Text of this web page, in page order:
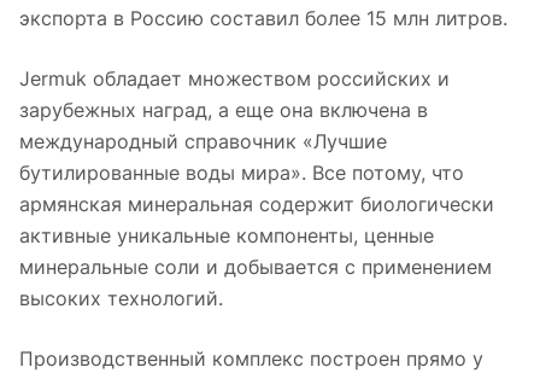
экспорта в Россию составил более 15 млн литров.
Jermuk обладает множеством российских и
зарубежных наград, а еще она включена в
международный справочник «Лучшие
бутилированные воды мира». Все потому, что
армянская минеральная содержит биологически
активные уникальные компоненты, ценные
минеральные соли и добывается с применением
высоких технологий.
Производственный комплекс построен прямо у